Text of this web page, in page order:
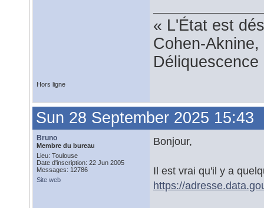
« L'État est
Cohen-
Hors ligne
Sun 28 September 2025 15:43
Bruno
Membre du bureau
Lieu: Toulouse
Date d'inscription: 22 Jun 2005
Messages: 12786
Site web
Bonjour,
Il est vrai qu'il y a
https://